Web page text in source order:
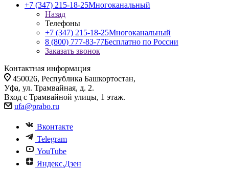
+7 (347) 215-18-25Многоканальный
Назад
Телефоны
+7 (347) 215-18-25Многоканальный
8 (800) 777-83-77Бесплатно по России
Заказать звонок
Контактная информация
450026, Республика Башкортостан,
Уфа, ул. Трамвайная, д. 2.
Вход с Трамвайной улицы, 1 этаж.
ufa@prabo.ru
Вконтакте
Telegram
YouTube
Яндекс.Дзен